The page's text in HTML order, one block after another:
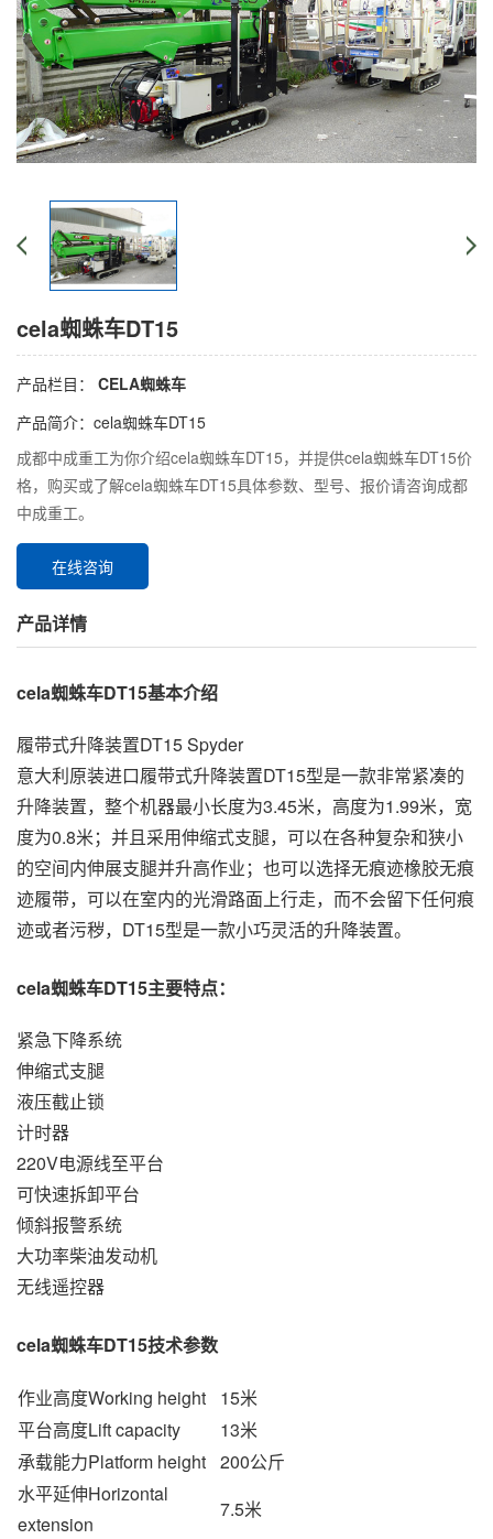
cela蜘蛛车DT15
产品栏目： CELA蜘蛛车
产品简介：cela蜘蛛车DT15
成都中成重工为你介绍cela蜘蛛车DT15，并提供cela蜘蛛车DT15价
格，购买或了解cela蜘蛛车DT15具体参数、型号、报价请咨询成都
中成重工。
在线咨询
产品详情
cela蜘蛛车DT15基本介绍
履带式升降装置DT15 Spyder
意大利原装进口履带式升降装置DT15型是一款非常紧凑的
升降装置，整个机器最小长度为3.45米，高度为1.99米，宽
度为0.8米；并且采用伸缩式支腿，可以在各种复杂和狭小
的空间内伸展支腿并升高作业；也可以选择无痕迹橡胶无痕
迹履带，可以在室内的光滑路面上行走，而不会留下任何痕
迹或者污秽，DT15型是一款小巧灵活的升降装置。
cela蜘蛛车DT15主要特点：
紧急下降系统
伸缩式支腿
液压截止锁
计时器
220V电源线至平台
可快速拆卸平台
倾斜报警系统
大功率柴油发动机
无线遥控器
cela蜘蛛车DT15技术参数
作业高度Working height
15米
平台高度Lift capacity
13米
承载能力Platform height 200公斤
水平延伸Horizontal
extension
7.5米